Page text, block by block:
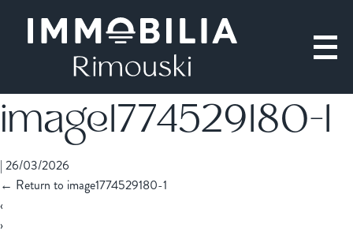
image1774529180-1
| 26/03/2026
← Return to image1774529180-1
‹
›